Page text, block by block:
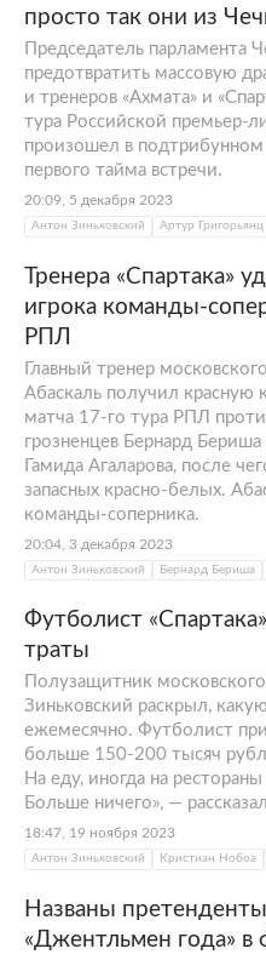
просто так они из
Председатель
предотвратить массовую
и тренеров «Ахмата» и
тура Российской премьер-
произошел в
первого тайма встречи.
20:09, 5 декабря 2023
Антон Зиньковский Артур Григорьянц
Тренера «Спартака»
игрока команды-
РПЛ
Главный тренер
Абаскаль получил красную
матча 17-го тура РПЛ
грозненцев Бернард
Гамида Агаларова, после
запасных красно-белых.
команды-соперника.
20:04, 3 декабря 2023
Антон Зиньковский Бернард Бериша
Футболист
траты
Полузащитник
Зиньковский раскрыл,
ежемесячно. Футболист
больше 150-200 тысяч
На еду, иногда на
Больше ничего», —
18:47, 19 ноября 2023
Антон Зиньковский Кристиан Нобоа
Названы
«Джентльмен года» в